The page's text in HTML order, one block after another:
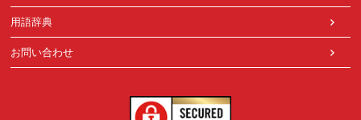
用語辞典
お問い合わせ